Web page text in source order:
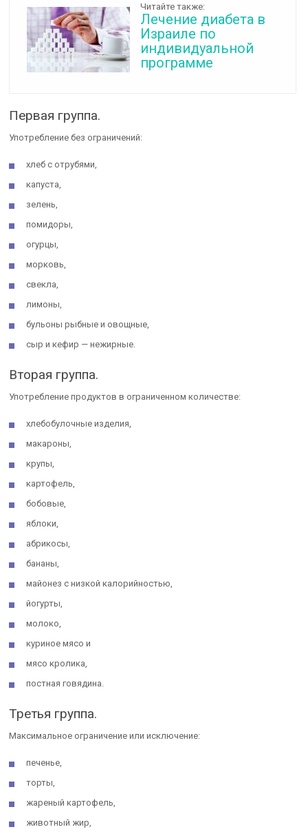
Читайте также:
Лечение диабета в
Израиле по
индивидуальной
программе
Первая группа.
Употребление без ограничений:
хлеб с отрубями,
капуста,
зелень,
помидоры,
огурцы,
морковь,
свекла,
лимоны,
бульоны рыбные и овощные,
сыр и кефир — нежирные.
Вторая группа.
Употребление продуктов в ограниченном количестве:
хлебобулочные изделия,
макароны,
крупы,
картофель,
бобовые,
яблоки,
абрикосы,
бананы,
майонез с низкой калорийностью,
йогурты,
молоко,
куриное мясо и
мясо кролика,
постная говядина.
Третья группа.
Максимальное ограничение или исключение:
печенье,
торты,
жареный картофель,
животный жир,